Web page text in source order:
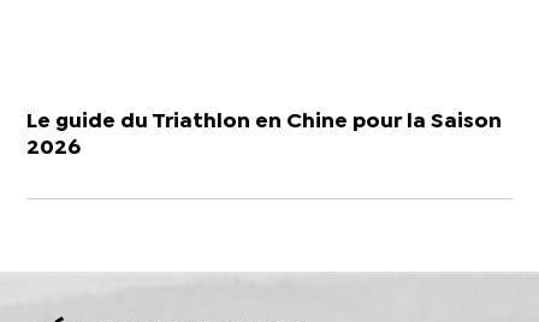
Le guide du Triathlon en Chine pour la Saison
2026